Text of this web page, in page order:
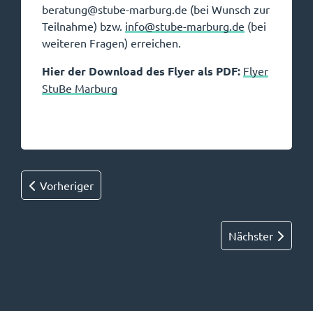
beratung@stube-marburg.de (bei Wunsch zur
Teilnahme) bzw. info@stube-marburg.de (bei
weiteren Fragen) erreichen.
Hier der Download des Flyer als PDF: Flyer
StuBe Marburg
Vorheriger
Nächster